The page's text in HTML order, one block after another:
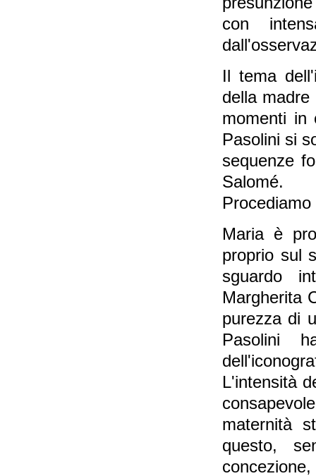
con
Il tema
della
momenti in
Pasolini si
sequenze
Salomé.
Maria è
proprio sul
sguardo
Margherita
purezza di
Pasolini
L'intensità
maternità
questo,